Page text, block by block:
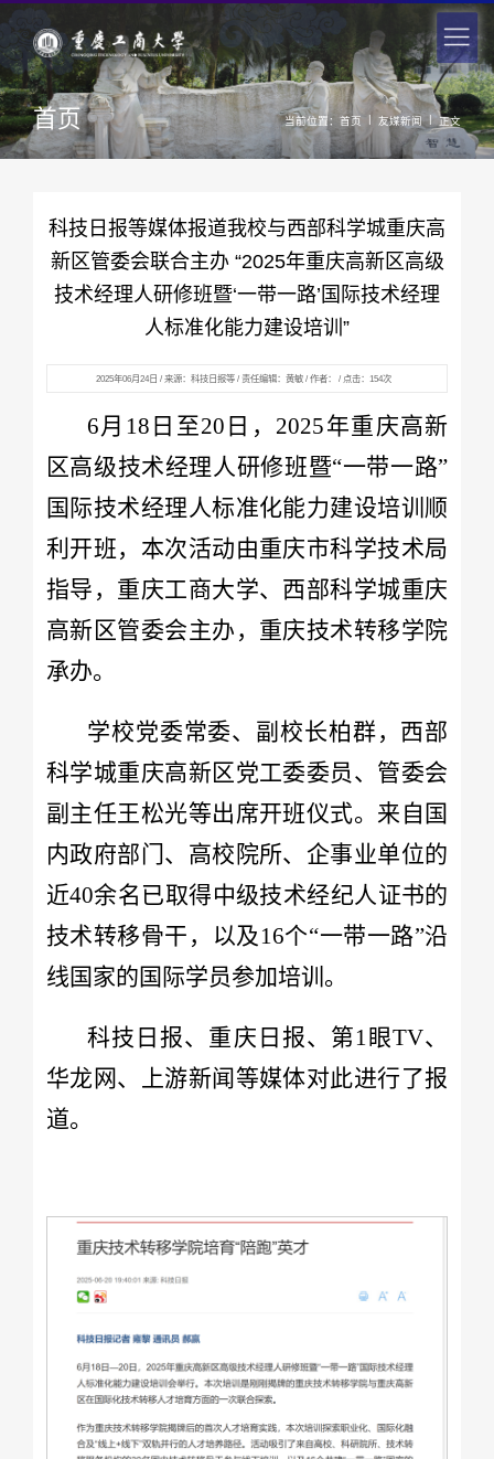
首页 当前位置： 首页 | 友媒新闻 | 正文
科技日报等媒体报道我校与西部科学城重庆高
新区管委会联合主办 “2025年重庆高新区高级
技术经理人研修班暨‘一带一路’国际技术经理
人标准化能力建设培训”
2025年06月24日 / 来源：科技日报等 / 责任编辑：黄敏 / 作者： / 点击： 154次
6月18日至20日，2025年重庆高新
区高级技术经理人研修班暨“一带一路”
国际技术经理人标准化能力建设培训顺
利开班，本次活动由重庆市科学技术局
指导，重庆工商大学、西部科学城重庆
高新区管委会主办，重庆技术转移学院
承办。
学校党委常委、副校长柏群，西部
科学城重庆高新区党工委委员、管委会
副主任王松光等出席开班仪式。来自国
内政府部门、高校院所、企事业单位的
近40余名已取得中级技术经纪人证书的
技术转移骨干，以及16个“一带一路”沿
线国家的国际学员参加培训。
科技日报、重庆日报、第1眼TV、
华龙网、上游新闻等媒体对此进行了报
道。